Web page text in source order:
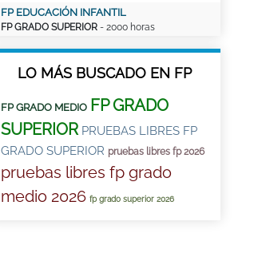
FP EDUCACIÓN INFANTIL
FP GRADO SUPERIOR - 2000 horas
LO MÁS BUSCADO EN FP
FP GRADO MEDIO FP GRADO
SUPERIOR PRUEBAS LIBRES FP
GRADO SUPERIOR pruebas libres fp 2026
pruebas libres fp grado
medio 2026 fp grado superior 2026